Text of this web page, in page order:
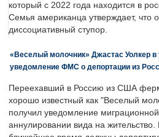
который с 2022 года находится в
Семья американца утверждает, что
диссоциативный ступор.
«Веселый молочник» Джастас Уолкер в
уведомление ФМС о депортации из
Переехавший в Россию из США
хорошо известный как "Веселый
получил уведомление
аннулировании вида на жительство.